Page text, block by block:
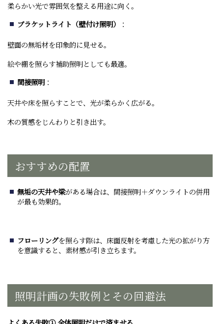
柔らかい光で雰囲気を整える用途に向く。
ブラケットライト（壁付け照明）
：
壁面の無垢材を印象的に見せる。
絵や棚を照らす補助照明としても最適。
間接照明：
天井や床を照らすことで、光が柔らかく広がる。
木の質感をじんわりと引き出す。
おすすめの配置
無垢の天井や梁がある場合は、間接照明＋ダウンライトの併用
が最も効果的。
フローリングを照らす際は、床面反射を考慮した光の拡がり方
を意識すると、素材感が引き立ちます。
照明計画の失敗例とその回避法